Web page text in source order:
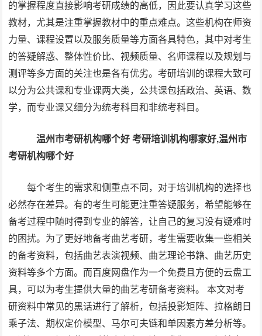
的掌握程度直接影响考研成绩的高低，因此要认真学习这些
教材，尤其是注重掌握教材中的重点难点。这些机构在师资
力量、课程设置以及服务质量等方面各具特色，其中对考生
的答疑解惑、整体性价比、视频质量、名师课程以及规划与
测评等多方面的关注也是各有优劣。考研培训的课程大致可
以分为公共课和专业课两大类，公共课包括政治、英语、数
学，而专业课又细分为统考科目和非统考科目。
温州市考研机构哪个好考研培训机构哪家好,温州市
考研机构哪个好
每个考生的需求和侧重点不同，对于培训机构的选择也
必然存在差异。有的考生可能更注重答疑服务，希望能够在
备考过程中随时得到专业的解答，让自己的复习没有疑难时
的困扰。为了更好地备考曲艺考研，考生需要收集一些相关
的备考资料，包括曲艺表演视频、曲艺理论书籍、曲艺历史
资料等多个方面。而百度网盘作为一个免费且方便的云盘工
具，可以为考生提供大量的曲艺考研备考资料。 本文对考
研资料中常见的黑话进行了解析，包括投影矩阵、拉格朗日
乘子法、期权定价模型、马尔可夫链和单因素方差分析等。